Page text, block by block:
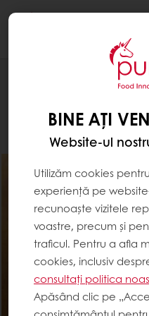
BINE AȚI
Website-ul
Utilizăm cookies
experiență pe
recunoaște vizitele
voastre, precum și
traficul. Pentru a afla
cookies, inclusiv
consultați politica
Apăsând clic pe